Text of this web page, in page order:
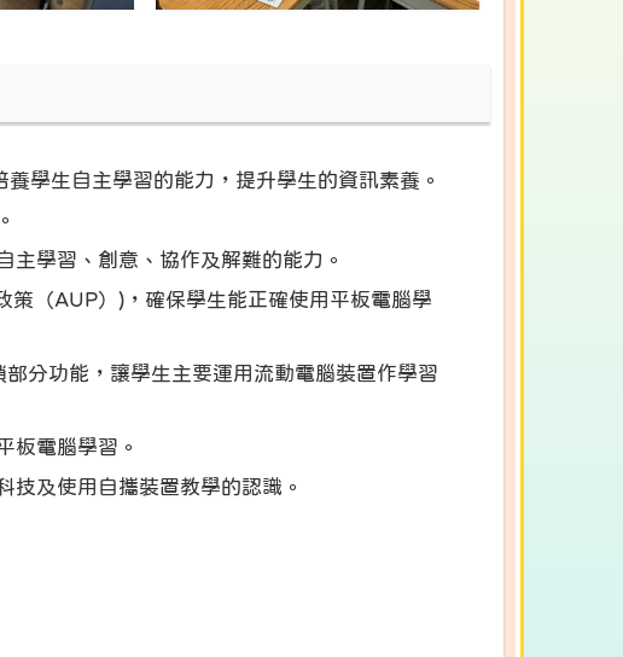
學生自主學習的能力，提升學生的資訊素養。
主學習、創意、協作及解難的能力。
策（AUP）)，確保學生能正確使用平板電腦學
分功能，讓學生主要運用流動電腦裝置作學習
板電腦學習。
技及使用自攜裝置教學的認識。